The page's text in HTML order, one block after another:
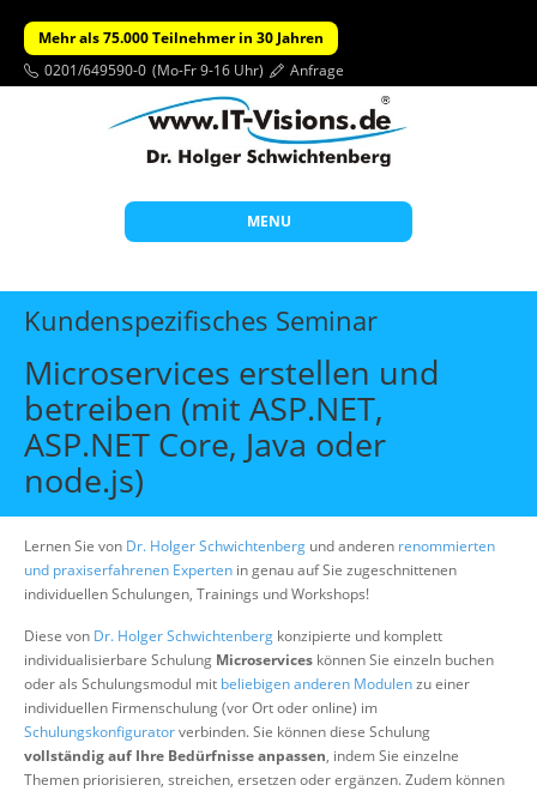
Mehr als 75.000 Teilnehmer in 30 Jahren
0201/649590-0 (Mo-Fr 9-16 Uhr) Anfrage
MENU
Start
Themen
Beratung
Individuelle Schulungen
Offene Seminare
Über uns
Suche
Kundenspezifisches Seminar
Microservices erstellen und
betreiben (mit ASP.NET,
ASP.NET Core, Java oder
node.js)
Lernen Sie von Dr. Holger Schwichtenberg und anderen renommierten
und praxiserfahrenen Experten in genau auf Sie zugeschnittenen
individuellen Schulungen, Trainings und Workshops!
Diese von Dr. Holger Schwichtenberg konzipierte und komplett
individualisierbare Schulung Microservices können Sie einzeln buchen
oder als Schulungsmodul mit beliebigen anderen Modulenzu einer
individuellen Firmenschulung (vor Ort oder online) im
Schulungskonfiguratorverbinden. Sie können diese Schulung
vollständig auf Ihre Bedürfnisse anpassen, indem Sie einzelne
Themen priorisieren, streichen, ersetzen oder ergänzen. Zudem können